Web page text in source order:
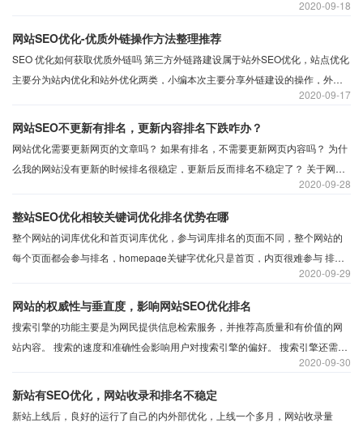
09-18
2020
09-17
2020
网站SEO优化-优质外链操作方法整理推荐
SEO 优化如何获取优质外链吗 第三方外链路建设属于站外SEO优化，站点优化
主要分为站内优化和站外优化两类，小编本次主要分享外链建设的操作，外链
09-28
2020
网站SEO不更新有排名，更新内容排名下跌咋办？
网站优化需要更新网页的文章吗？ 如果有排名，不需要更新网页内容吗？ 为什
么我的网站没有更新的时候排名很稳定，更新后反而排名不稳定了？ 关于网站
09-29
2020
整站SEO优化相较关键词优化排名优势在哪
整个网站的词库优化和首页词库优化，参与词库排名的页面不同，整个网站的
每个页面都会参与排名，homepage关键字优化只是首页，内页很难参与 排
名，页面内容的质量推广和合理的权重分配将帮助整个网站参与排名。
09-30
2020
网站的权威性与垂直度，影响网站SEO优化排名
搜索引擎的功能主要是为网民提供信息检索服务，并推荐高质量和有价值的网
站内容。 搜索的速度和准确性会影响用户对搜索引擎的偏好。 搜索引擎还需要
不断提高其搜索准确性。 为了吸引用户，搜索引擎喜欢什么样的网站内容，哪
些因素会影响网页的显示和排名？
新站有SEO优化，网站收录和排名不稳定
新站上线后，良好的运行了自己的内外部优化，上线一个多月，网站收录量